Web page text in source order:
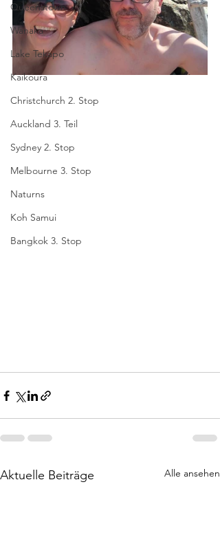
Queenstown
Wanaka
Lake Tekapo
Kaikoura
Christchurch 2. Stop
Auckland 3. Teil
Sydney 2. Stop
Melbourne 3. Stop
Naturns
Koh Samui
Bangkok 3. Stop
Aktuelle Beiträge Alle ansehen